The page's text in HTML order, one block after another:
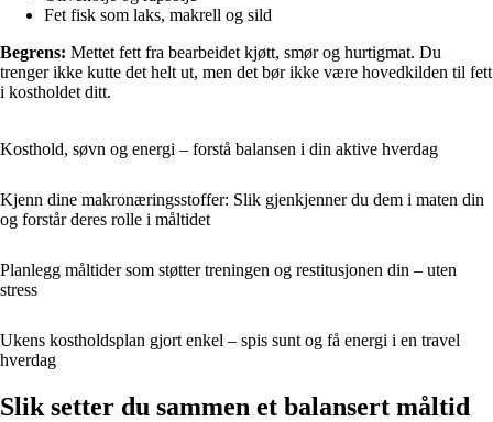
Fet fisk som laks, makrell og sild
Begrens: Mettet fett fra bearbeidet kjøtt, smør og hurtigmat. Du
trenger ikke kutte det helt ut, men det bør ikke være hovedkilden til fett
i kostholdet ditt.
Kosthold, søvn og energi – forstå balansen i din aktive hverdag
Kjenn dine makronæringsstoffer: Slik gjenkjenner du dem i maten din
og forstår deres rolle i måltidet
Planlegg måltider som støtter treningen og restitusjonen din – uten
stress
Ukens kostholdsplan gjort enkel – spis sunt og få energi i en travel
hverdag
Slik setter du sammen et balansert måltid